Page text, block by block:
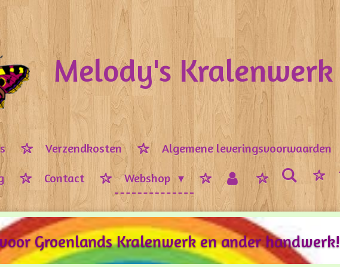
Melody's Kralenwerk
Verzendkosten
Algemene leveringsvoorwaarden
Contact Webshop
Groenlands Kralenwerk en ander handwerk!